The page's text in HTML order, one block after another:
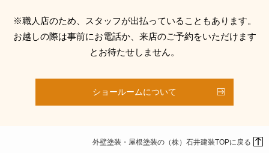
※職人店のため、スタッフが出払っていることもあります。
お越しの際は事前にお電話か、来店のご予約をいただけます
とお待たせしません。
ショールームについて
外壁塗装・屋根塗装の（株）石井建装TOPに戻る